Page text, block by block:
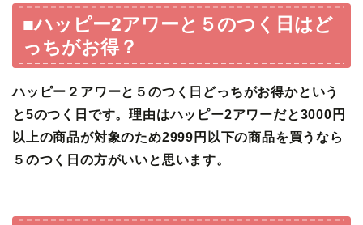
■ハッピー2アワーと５のつく日はど
っちがお得？
ハッピー２アワーと５のつく日どっちがお得かという
と5のつく日です。理由はハッピー2アワーだと3000円
以上の商品が対象のため2999円以下の商品を買うなら
５のつく日の方がいいと思います。